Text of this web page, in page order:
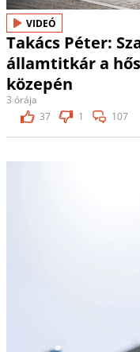
VIDEÓ
Takács Péter:
államtitkár a
közepén
3 órája
37
1 107